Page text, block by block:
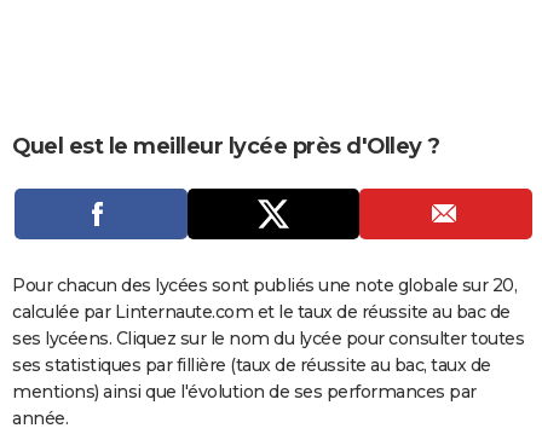
CARTE DE VOEUX
Carte de Noël
Carte Bonne année
Carte Saint-Valentin
Carte Pâques
Carte d'anniversaire
DICTIONNAIRE
COPAINS D'AVANT
S'inscrire
Se connecter
Lycées
Collèges
Primaires
Universités
Entreprises
Service militaire
Avis de recherche
AVIS DE DÉCÈS
FORUM
Quel est le meilleur lycée près d'Olley ?
Pour chacun des lycées sont publiés une note globale sur 20,
calculée par Linternaute.com et le taux de réussite au bac de
ses lycéens. Cliquez sur le nom du lycée pour consulter toutes
ses statistiques par fillière (taux de réussite au bac, taux de
mentions) ainsi que l'évolution de ses performances par
année.